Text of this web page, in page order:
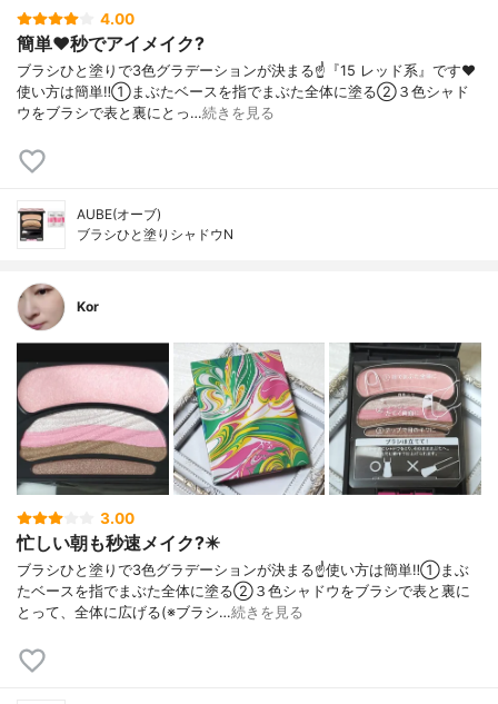
4.00
簡単❤️秒でアイメイク?
ブラシひと塗りで3色グラデーションが決まる☝️『15 レッド系』です❤️
使い方は簡単‼️①まぶたベースを指でまぶた全体に塗る②３色シャド
ウをブラシで表と裏にとっ…続きを見る
AUBE(オーブ)
ブラシひと塗りシャドウN
Kor
3.00
忙しい朝も秒速メイク?️✴️
ブラシひと塗りで3色グラデーションが決まる☝️使い方は簡単‼️①まぶ
たベースを指でまぶた全体に塗る②３色シャドウをブラシで表と裏に
とって、全体に広げる(※ブラシ…続きを見る